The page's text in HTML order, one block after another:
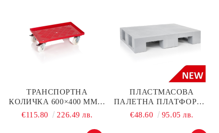
ТРАНСПОРТНА
КОЛИЧКА 600×400 ММ С
INOX КОЛЕЛА СЪС
ПОМЕЩЕНИЯ, ЧЕРВЕНА
€115.80 226.49 лв.
ПЛАСТМАСОВА
ПАЛЕТНА ПЛАТФОРМА
600×800×150 ММ С
€48.60 95.05 лв.